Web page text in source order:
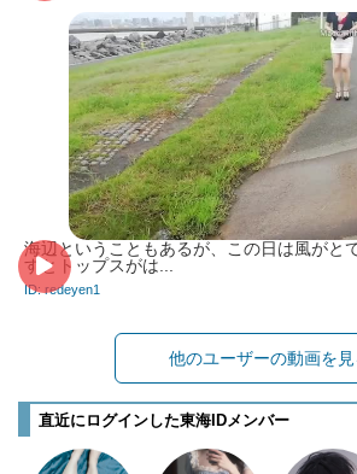
海辺ということもあるが、この日は風がと
すとトップスがは...
ID: redeyen1
他のユーザーの動画を見
直近にログインした東海IDメンバー